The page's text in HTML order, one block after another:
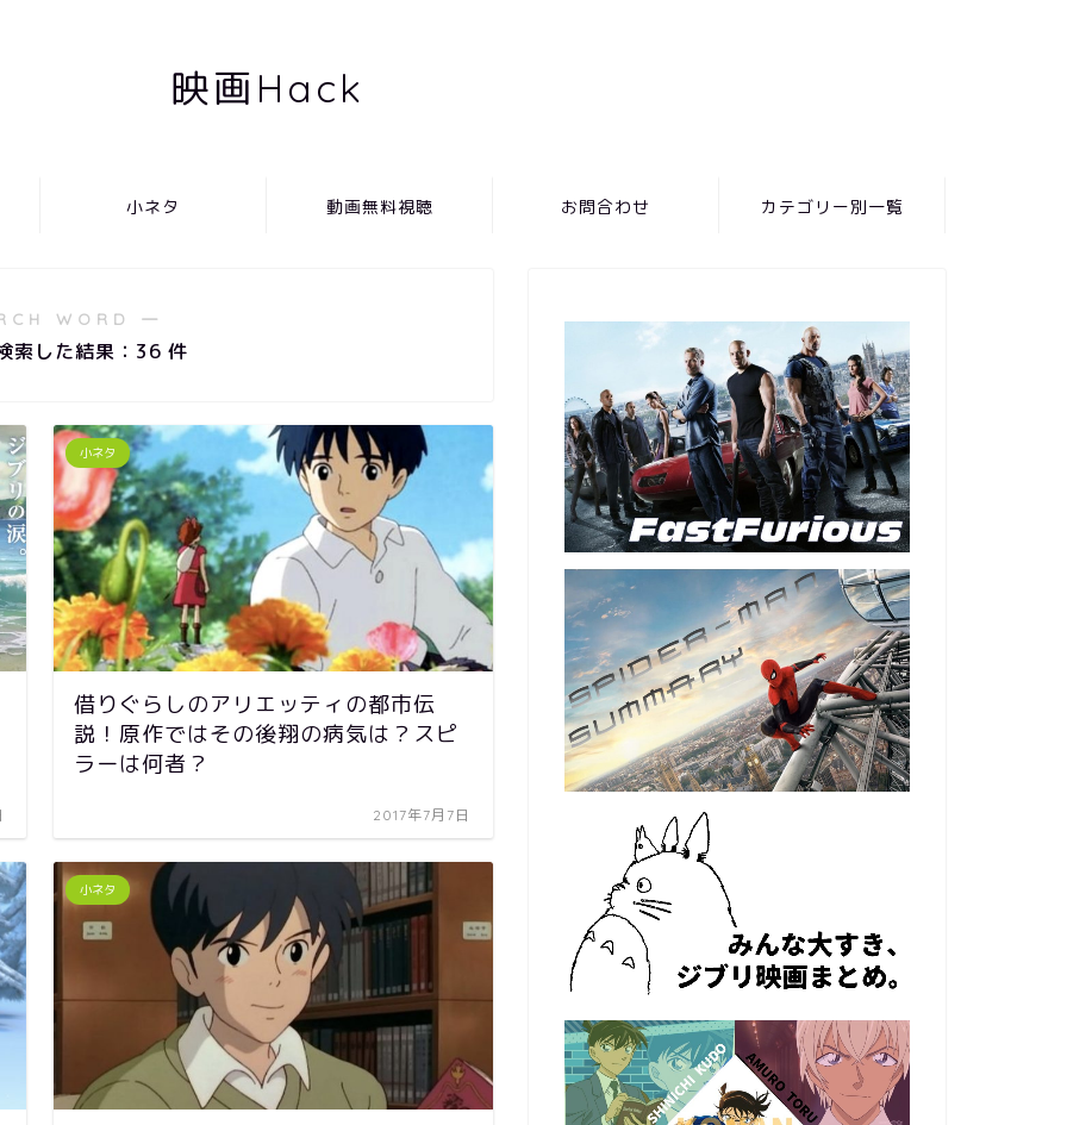
映画Hack
小ネタ 動画無料視聴 お問合わせ カテゴリー別一覧
WORD ―
索した結果：36 件
小ネタ
借りぐらしのアリエッティの都市伝
説！原作ではその後翔の病気は？スピ
ラーは何者？
2017年7月7日
小ネタ